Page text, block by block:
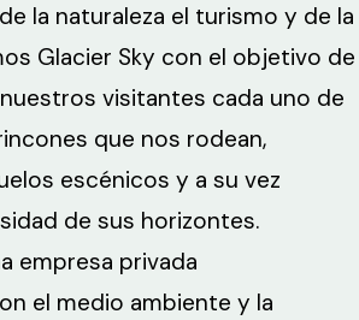
la naturaleza el turismo y de la
Glacier Sky con el objetivo de
visitantes cada uno de
que nos rodean,
escénicos y a su vez
de sus horizontes.
empresa privada
el medio ambiente y la